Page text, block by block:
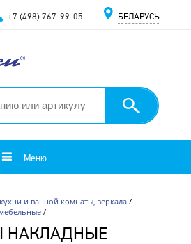
+7 (498) 767-99-05 БЕЛАРУСЬ
Меню
и ванной комнаты, зеркала/
/
НАКЛАДНЫЕ